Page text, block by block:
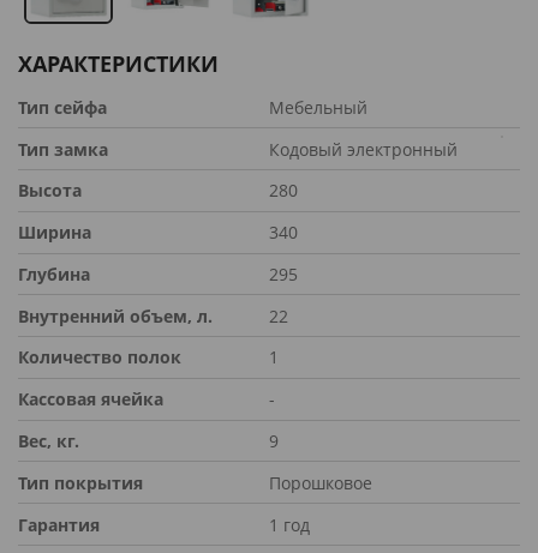
ХАРАКТЕРИСТИКИ
Тип сейфа
Мебельный
Тип замка
Кодовый электронный
Высота
280
Ширина
340
Глубина
295
Внутренний объем, л.
22
Количество полок
1
Кассовая ячейка
-
Вес, кг.
9
Тип покрытия
Порошковое
Гарантия
1 год